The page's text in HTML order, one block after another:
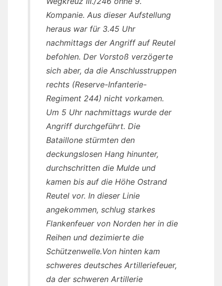
Kompanie. Aus dieser Aufstellung
heraus war für 3.45 Uhr
nachmittags der Angriff auf Reutel
befohlen. Der Vorstoß verzögerte
sich aber, da die Anschlusstruppen
rechts (Reserve-Infanterie-
Regiment 244) nicht vorkamen.
Um 5 Uhr nachmittags wurde der
Angriff durchgeführt. Die
Bataillone stürmten den
deckungslosen Hang hinunter,
durchschritten die Mulde und
kamen bis auf die Höhe Ostrand
Reutel vor. In dieser Linie
angekommen, schlug starkes
Flankenfeuer von Norden her in die
Reihen und dezimierte die
Schützenwelle.Von hinten kam
schweres deutsches Artilleriefeuer,
da der schweren Artillerie